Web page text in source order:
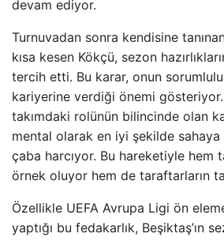
devam ediyor.
Turnuvadan sonra kendisine
kısa kesen Kökçü, sezon
tercih etti. Bu karar, onun
kariyerine verdiği önemi
takımdaki rolünün bilincinde olan
mental olarak en iyi şekilde sahaya
çaba harcıyor. Bu hareketiyle hem
örnek oluyor hem de taraftarların
Özellikle UEFA Avrupa Ligi ön
yaptığı bu fedakarlık, Beşiktaş’ın